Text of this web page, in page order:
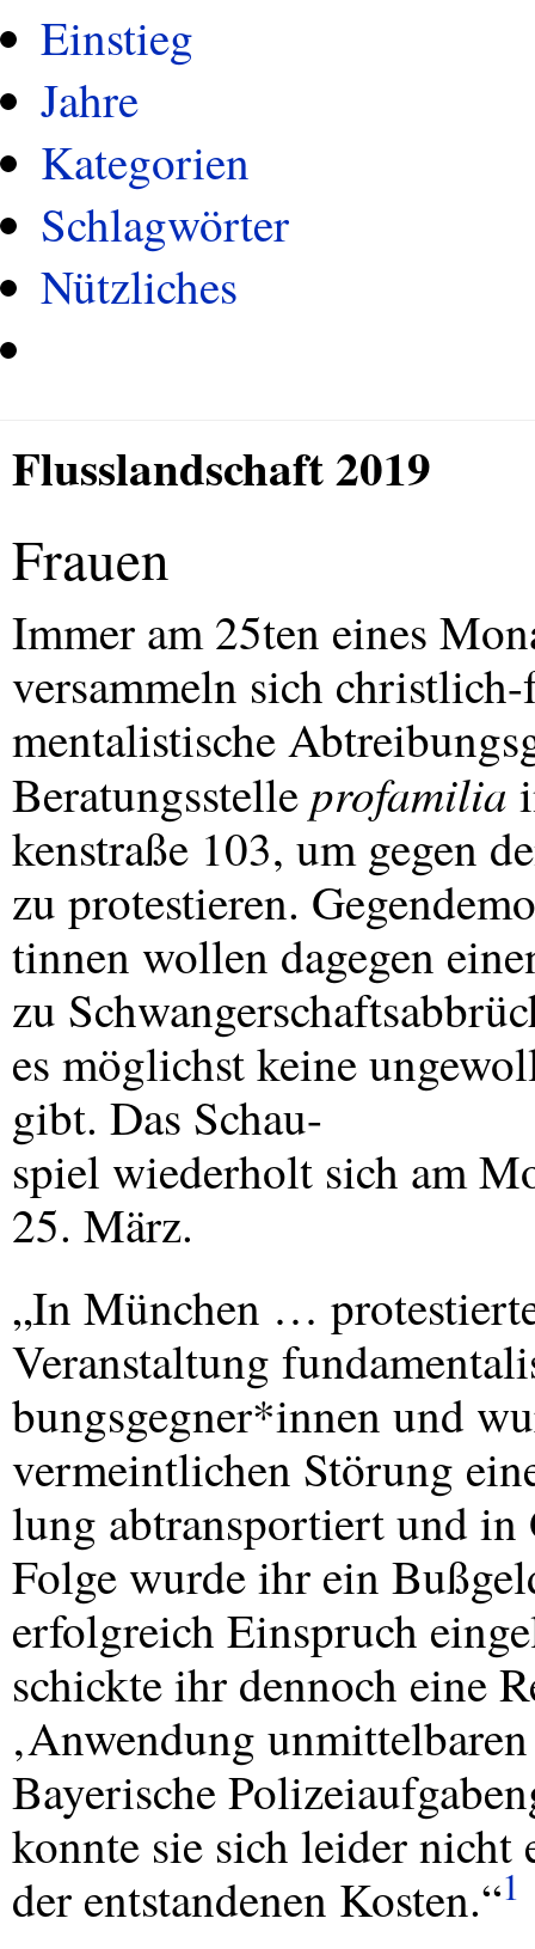
Einstieg
Jahre
Kategorien
Schlagwörter
Nützliches
Flusslandschaft 2019
Frauen
Immer am 25ten eines
versammeln sich
mentalistische
Beratungsstelle profamilia
kenstraße 103, um gegen
zu protestieren.
tinnen wollen dagegen
zu
es möglichst keine
gibt. Das Schau-
spiel wiederholt sich am
25. März.
„In München …
Veranstaltung
bungsgegner*innen und
vermeintlichen Störung
lung abtransportiert und in
Folge wurde ihr ein
erfolgreich Einspruch
schickte ihr dennoch eine
‚Anwendung
Bayerische
konnte sie sich leider
der entstandenen Kosten.“1